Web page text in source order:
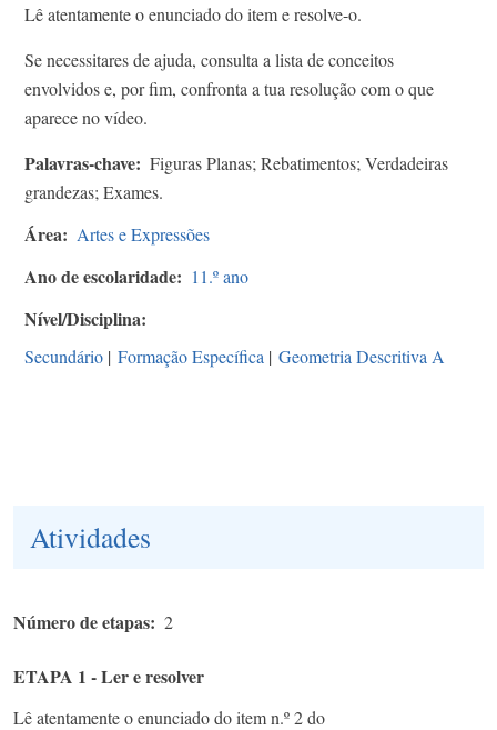
Lê atentamente o enunciado do item e resolve-o.
Se necessitares de ajuda, consulta a lista de conceitos
envolvidos e, por fim, confronta a tua resolução com o que
aparece no vídeo.
Palavras-chave
Figuras Planas; Rebatimentos; Verdadeiras
grandezas; Exames.
Área Artes e Expressões
Ano de escolaridade 11.º ano
Nível/Disciplina
Secundário | Formação Específica | Geometria Descritiva A
Atividades
Número de etapas 2
ETAPA 1 - Ler e resolver
Lê atentamente o enunciado do item n.º 2 do